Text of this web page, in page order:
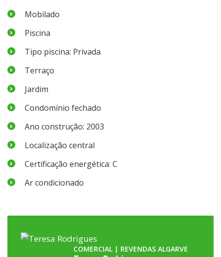
Mobilado
Piscina
Tipo piscina: Privada
Terraço
Jardim
Condomínio fechado
Ano construção: 2003
Localização central
Certificação energética: C
Ar condicionado
COMERCIAL | REVENDAS ALGARVE